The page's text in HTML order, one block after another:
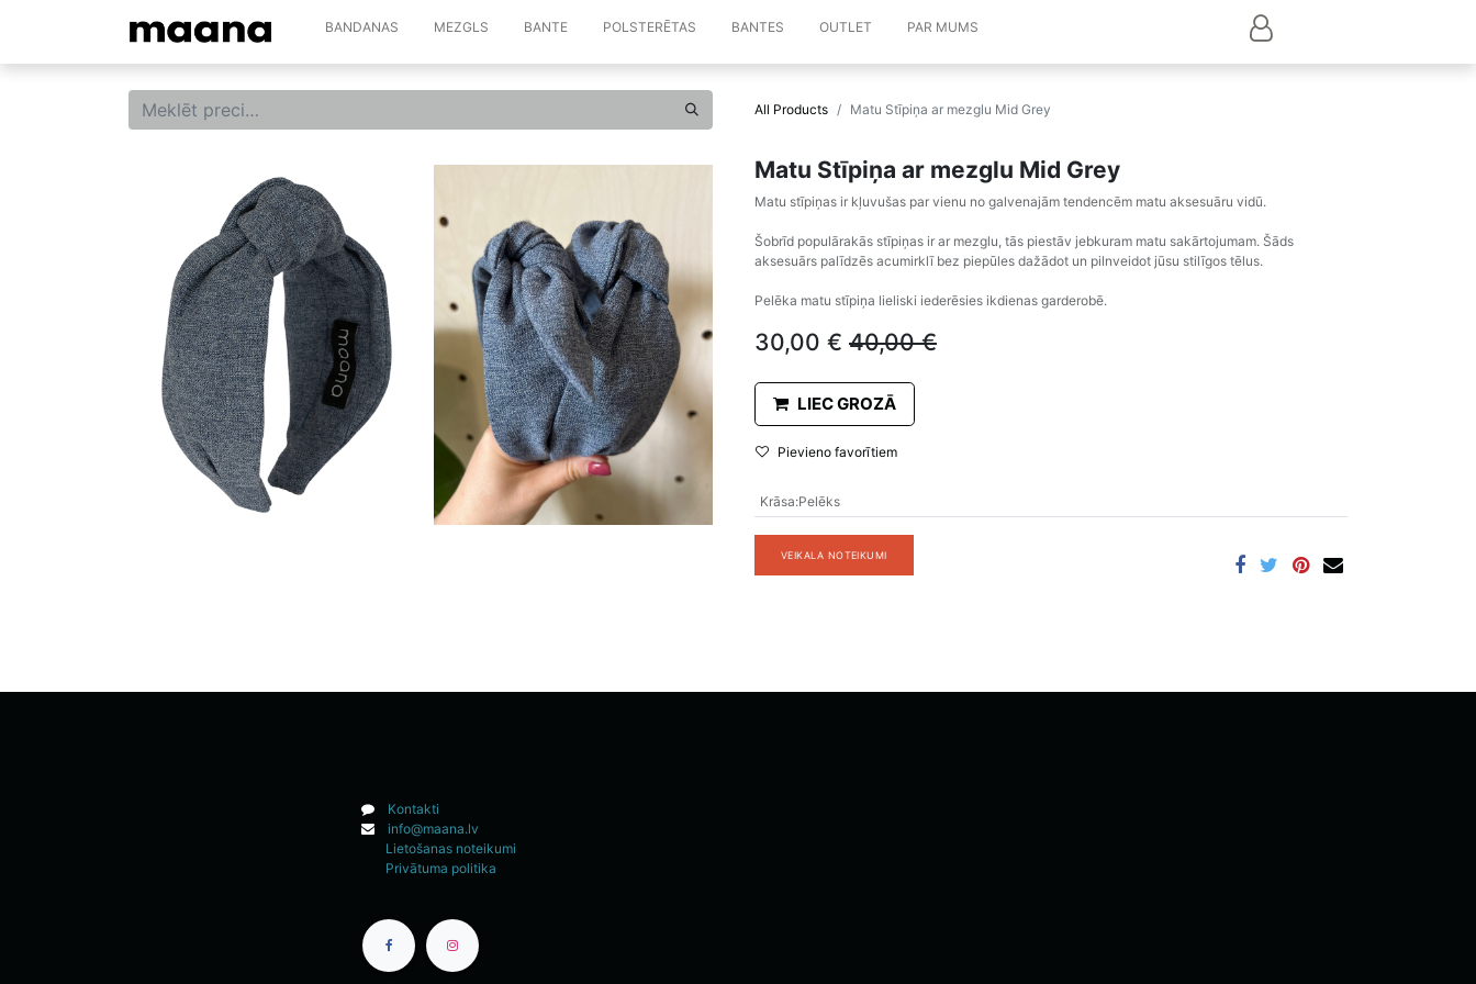
BANDANAS MEZGLS BANTE POLSTERĒTAS BANTES OUTLET PAR MUMS
All Products Matu Stīpiņa ar mezglu Mid Grey
Matu Stīpiņa ar mezglu Mid Grey
Matu stīpiņas ir kļuvušas par vienu no galvenajām tendencēm matu aksesuāru vidū.
Šobrīd populārakās stīpiņas ir ar mezglu, tās piestāv jebkuram matu sakārtojumam. Šāds
aksesuārs palīdzēs acumirklī bez piepūles dažādot un pilnveidot jūsu stilīgos tēlus.
Pelēka matu stīpiņa lieliski iederēsies ikdienas garderobē.
30,00 € 40,00€
LIEC GROZĀ
Pievieno favorītiem
Krāsa:Pelēks
VEIKALA NOTEIKUMI
Kontakti
info@maana.lv
Lietošanas noteikumi
Privātuma politika